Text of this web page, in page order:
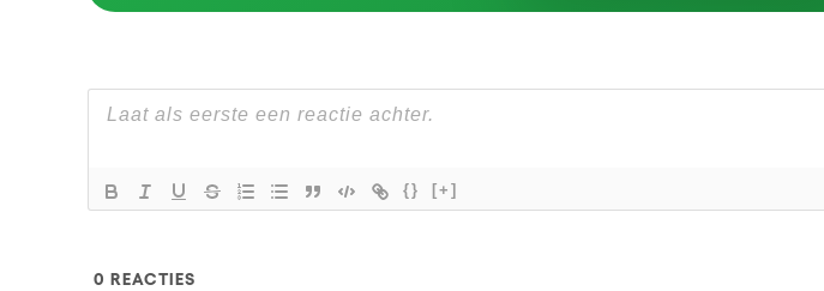
{} [+]
0 REACTIES